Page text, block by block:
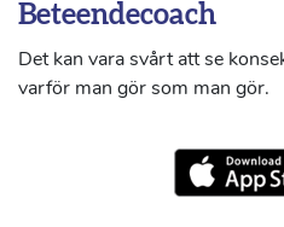
Beteendecoach
Det kan vara svårt att se
varför man gör som man gör.